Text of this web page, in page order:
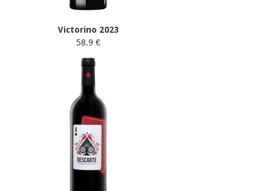
Victorino 2023
58.9 €